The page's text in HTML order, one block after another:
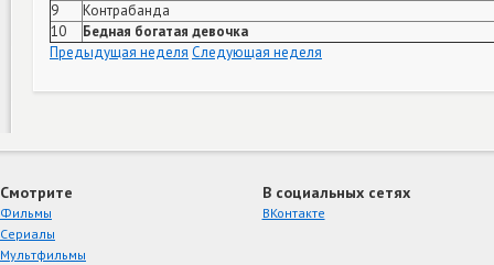
9
Контрабанда
10
Бедная богатая девочка
Предыдущая неделя Следующая неделя
Смотрите
Фильмы
Сериалы
Мультфильмы
В социальных сетях
ВКонтакте